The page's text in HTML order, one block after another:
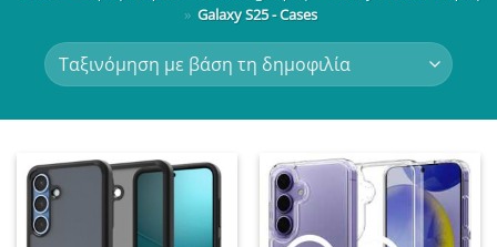
» Galaxy S25 - Cases